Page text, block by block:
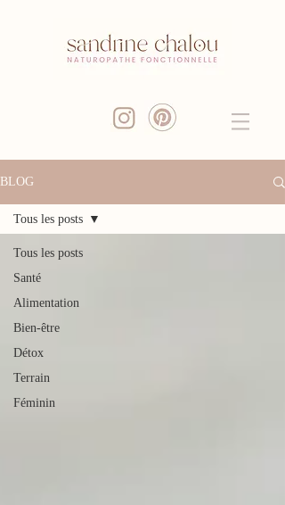
BLOG
Tous les posts
Santé
Alimentation
Bien-être
Détox
Terrain
Féminin
Tous les posts